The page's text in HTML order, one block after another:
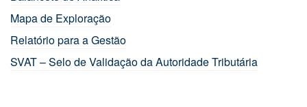
Mapa de Exploração
Relatório para a Gestão
SVAT – Selo de Validação da Autoridade Tributária